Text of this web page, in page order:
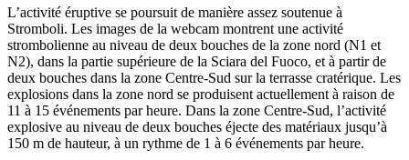
L’activité éruptive se poursuit de manière assez soutenue à
Stromboli. Les images de la webcam montrent une activité
strombolienne au niveau de deux bouches de la zone nord (N1 et
N2), dans la partie supérieure de la Sciara del Fuoco, et à partir de
deux bouches dans la zone Centre-Sud sur la terrasse cratérique. Les
explosions dans la zone nord se produisent actuellement à raison de
11 à 15 événements par heure. Dans la zone Centre-Sud, l’activité
explosive au niveau de deux bouches éjecte des matériaux jusqu’à
150 m de hauteur, à un rythme de 1 à 6 événements par heure.